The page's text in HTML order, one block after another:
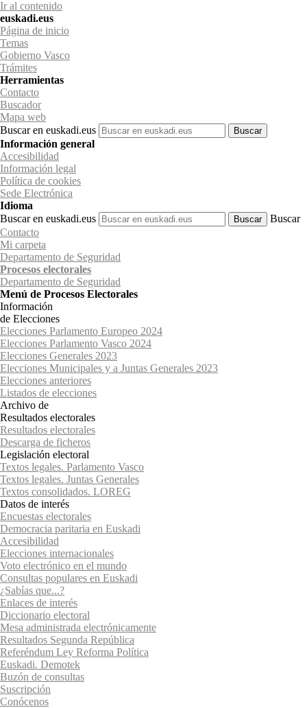
Ir al contenido
euskadi.eus
Página de inicio
Temas
Gobierno Vasco
Trámites
Herramientas
Contacto
Buscador
Mapa web
Buscar en euskadi.eus
Información general
Accesibilidad
Información legal
Política de cookies
Sede Electrónica
Idioma
Buscar en euskadi.eus
Buscar
Contacto
Mi carpeta
Departamento de Seguridad
Procesos electorales
Departamento de Seguridad
Menú de Procesos Electorales
Información
de Elecciones
Elecciones Parlamento Europeo 2024
Elecciones Parlamento Vasco 2024
Elecciones Generales 2023
Elecciones Municipales y a Juntas Generales 2023
Elecciones anteriores
Listados de elecciones
Archivo de
Resultados electorales
Resultados electorales
Descarga de ficheros
Legislación electoral
Textos legales. Parlamento Vasco
Textos legales. Juntas Generales
Textos consolidados. LOREG
Datos de interés
Encuestas electorales
Democracia paritaria en Euskadi
Accesibilidad
Elecciones internacionales
Voto electrónico en el mundo
Consultas populares en Euskadi
¿Sabías que...?
Enlaces de interés
Diccionario electoral
Mesa administrada electrónicamente
Resultados Segunda República
Referéndum Ley Reforma Política
Euskadi. Demotek
Buzón de consultas
Suscripción
Conócenos